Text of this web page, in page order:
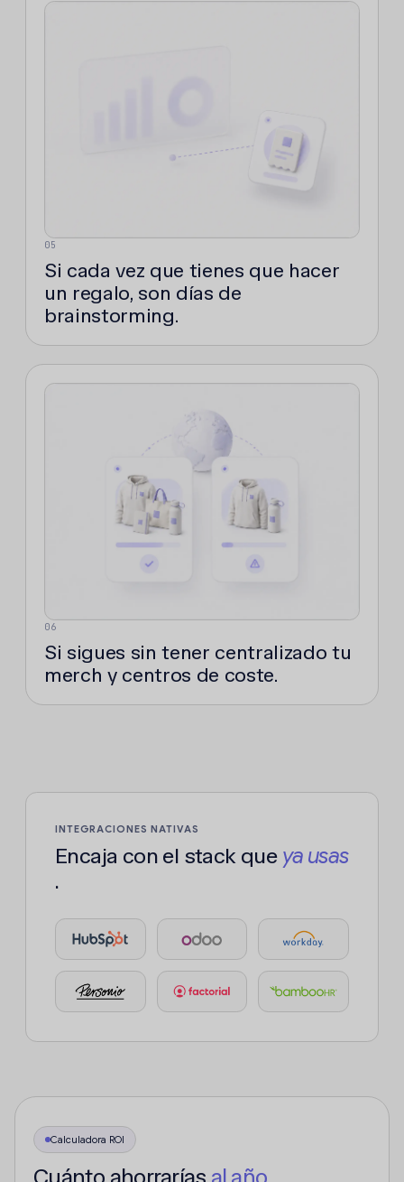
05
Si cada vez que tienes que hacer
un regalo, son días de
brainstorming.
06
Si sigues sin tener centralizado tu
merch y centros de coste.
INTEGRACIONES NATIVAS
Encaja con el stack que ya usas
.
Calculadora ROI